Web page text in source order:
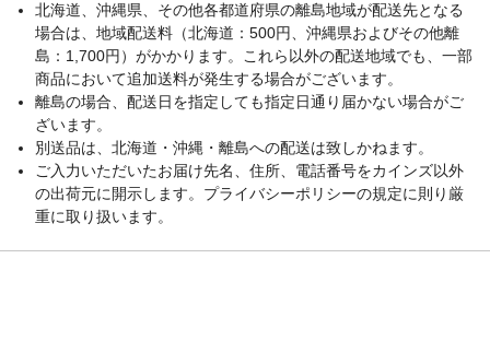
北海道、沖縄県、その他各都道府県の離島地域が配送先となる
場合は、地域配送料（北海道：500円、沖縄県およびその他離
島：1,700円）がかかります。これら以外の配送地域でも、一部
商品において追加送料が発生する場合がございます。
離島の場合、配送日を指定しても指定日通り届かない場合がご
ざいます。
別送品は、北海道・沖縄・離島への配送は致しかねます。
ご入力いただいたお届け先名、住所、電話番号をカインズ以外
の出荷元に開示します。プライバシーポリシーの規定に則り厳
重に取り扱います。